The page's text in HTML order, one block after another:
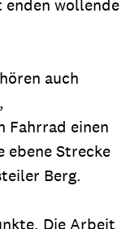
wollende
auch
Fahrrad einen
Strecke
Berg.
Die Arbeit